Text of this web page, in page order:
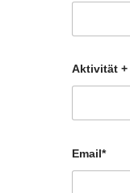
Aktivität +
Email*